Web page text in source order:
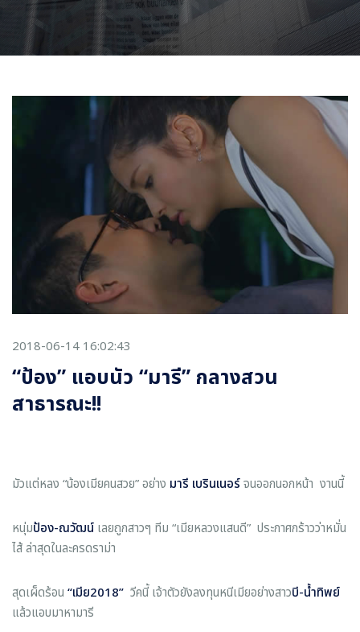
2018-06-14 16:02:43
“ป้อง” แอบนัว “มารี” กลางสวน
สาธารณะ!!
มัวแต่หลง “น้องเมียคนสวย” อย่าง มารี เบรินเนอร์จนออกนอกหน้า งานนี้
หนุ่มป้อง-ณวัฒน์ เลยถูกสาวๆ ทีม “เมียหลวงแสนดี” ประกาศกร้าวว่าหมั่น
ไส้ ล่าสุดในละครดราม่า
สุดเผ็ดร้อน “เมีย2018” วีคนี้ เจ้าตัวยังลงทุนหนีเมียอย่างสาวบี-น้ำทิพย์
แล้วแอบมาหามารี